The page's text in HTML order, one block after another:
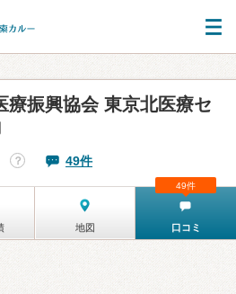
療振興協会 東京北医療セ
？ 49件
地図 口コミ
49件